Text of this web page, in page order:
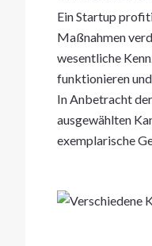
Ein Startup
Maßnahmen
wesentliche
funktionieren
In Anbetracht
ausgewählten
exemplarische